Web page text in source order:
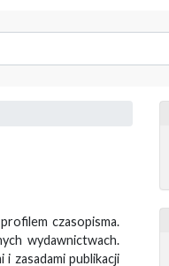
czasopisma.
wydawnictwach.
zasadami publikacji